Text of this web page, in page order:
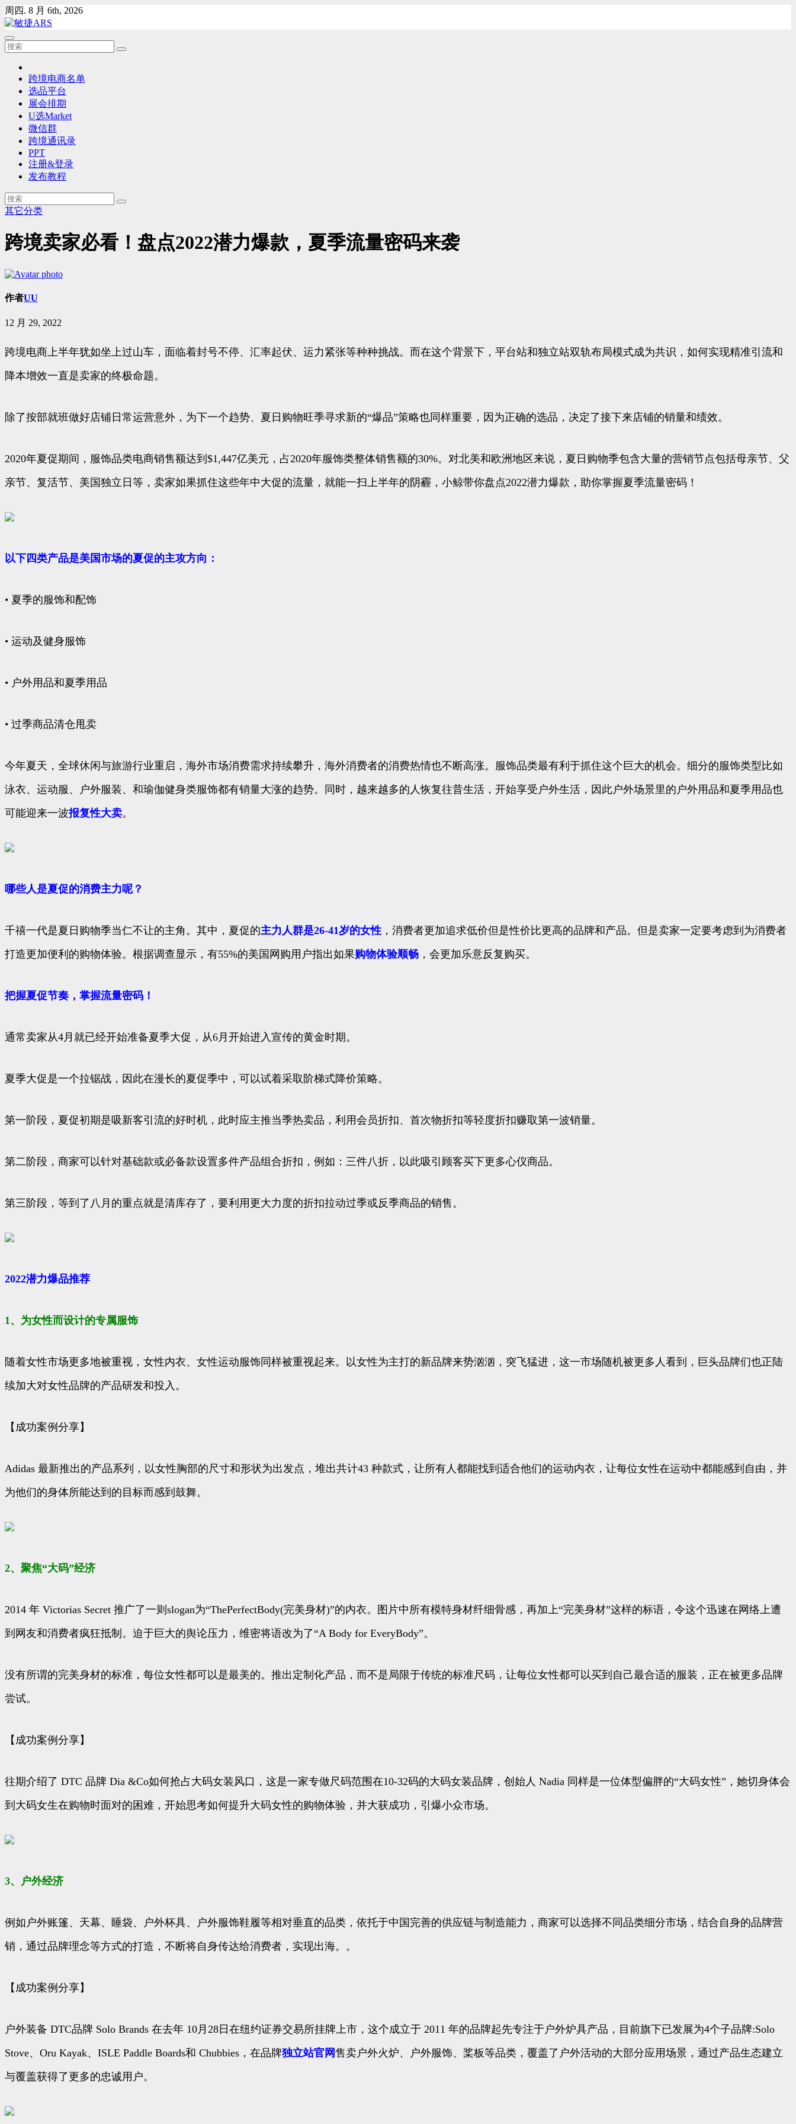
Skip
to
content
周四. 8 月 6th, 2026
跨境电商名单
选品平台
展会排期
U选Market
微信群
跨境通讯录
PPT
注册&登录
发布教程
其它分类
跨境卖家必看！盘点2022潜力爆款，夏季流量密码来袭
作者UU
12 月 29, 2022
跨境电商上半年犹如坐上过山车，面临着封号不停、汇率起伏、运力紧张等种种挑战。而在这个背景下，平台站和独立站双轨布局模式成为共识，如何实现精准引流和
降本增效一直是卖家的终极命题。
除了按部就班做好店铺日常运营意外，为下一个趋势、夏日购物旺季寻求新的“爆品”策略也同样重要，因为正确的选品，决定了接下来店铺的销量和绩效。
2020年夏促期间，服饰品类电商销售额达到$1,447亿美元，占2020年服饰类整体销售额的30%。对北美和欧洲地区来说，夏日购物季包含大量的营销节点包括母亲节、父
亲节、复活节、美国独立日等，卖家如果抓住这些年中大促的流量，就能一扫上半年的阴霾，小鲸带你盘点2022潜力爆款，助你掌握夏季流量密码！
以下四类产品是美国市场的夏促的主攻方向：
• 夏季的服饰和配饰
• 运动及健身服饰
• 户外用品和夏季用品
• 过季商品清仓甩卖
今年夏天，全球休闲与旅游行业重启，海外市场消费需求持续攀升，海外消费者的消费热情也不断高涨。服饰品类最有利于抓住这个巨大的机会。细分的服饰类型比如
泳衣、运动服、户外服装、和瑜伽健身类服饰都有销量大涨的趋势。同时，越来越多的人恢复往昔生活，开始享受户外生活，因此户外场景里的户外用品和夏季用品也
可能迎来一波报复性大卖。
哪些人是夏促的消费主力呢？
千禧一代是夏日购物季当仁不让的主角。其中，夏促的主力人群是26-41岁的女性 ，消费者更加追求低价但是性价比更高的品牌和产品。但是卖家一定要考虑到为消费者
打造更加便利的购物体验。根据调查显示，有55%的美国网购用户指出如果购物体验顺畅 ，会更加乐意反复购买。
把握夏促节奏，掌握流量密码！
通常卖家从4月就已经开始准备夏季大促，从6月开始进入宣传的黄金时期。
夏季大促是一个拉锯战，因此在漫长的夏促季中，可以试着采取阶梯式降价策略。
第一阶段，夏促初期是吸新客引流的好时机，此时应主推当季热卖品，利用会员折扣、首次物折扣等轻度折扣赚取第一波销量。
第二阶段，商家可以针对基础款或必备款设置多件产品组合折扣，例如：三件八折，以此吸引顾客买下更多心仪商品。
第三阶段，等到了八月的重点就是清库存了，要利用更大力度的折扣拉动过季或反季商品的销售。
2022潜力爆品推荐
1、为女性而设计的专属服饰
随着女性市场更多地被重视，女性内衣、女性运动服饰同样被重视起来。以女性为主打的新品牌来势汹汹，突飞猛进，这一市场随机被更多人看到，巨头品牌们也正陆
续加大对女性品牌的产品研发和投入。
【成功案例分享】
Adidas 最新推出的产品系列，以女性胸部的尺寸和形状为出发点，堆出共计43 种款式，让所有人都能找到适合他们的运动内衣，让每位女性在运动中都能感到自由，并
为他们的身体所能达到的目标而感到鼓舞。
2、聚焦“大码”经济
2014 年 Victorias Secret 推广了一则slogan为“ThePerfectBody(完美身材)”的内衣。图片中所有模特身材纤细骨感，再加上“完美身材”这样的标语，令这个迅速在网络上遭
到网友和消费者疯狂抵制。迫于巨大的舆论压力，维密将语改为了“A Body for EveryBody”。
没有所谓的完美身材的标准，每位女性都可以是最美的。推出定制化产品，而不是局限于传统的标准尺码，让每位女性都可以买到自己最合适的服装，正在被更多品牌
尝试。
【成功案例分享】
往期介绍了 DTC 品牌 Dia &Co如何抢占大码女装风口，这是一家专做尺码范围在10-32码的大码女装品牌，创始人 Nadia 同样是一位体型偏胖的“大码女性”，她切身体会
到大码女生在购物时面对的困难，开始思考如何提升大码女性的购物体验，并大获成功，引爆小众市场。
3、户外经济
例如户外账篷、天幕、睡袋、户外杯具、户外服饰鞋履等相对垂直的品类，依托于中国完善的供应链与制造能力，商家可以选择不同品类细分市场，结合自身的品牌营
销，通过品牌理念等方式的打造，不断将自身传达给消费者，实现出海。。
【成功案例分享】
户外装备 DTC品牌 Solo Brands 在去年 10月28日在纽约证券交易所挂牌上市，这个成立于 2011 年的品牌起先专注于户外炉具产品，目前旗下已发展为4个子品牌:Solo
Stove、Oru Kayak、ISLE Paddle Boards和 Chubbies，在品牌独立站官网售卖户外火炉、户外服饰、桨板等品类，覆盖了户外活动的大部分应用场景，通过产品生态建立
与覆盖获得了更多的忠诚用户。